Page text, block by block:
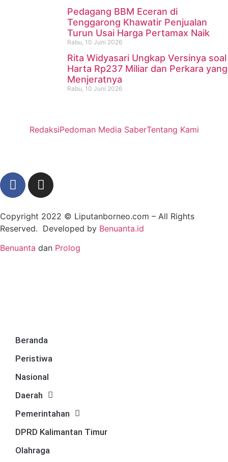
Pedagang BBM Eceran di
Tenggarong Khawatir Penjualan
Turun Usai Harga Pertamax Naik
Rabu, 10 Juni 2026
Rita Widyasari Ungkap Versinya soal
Harta Rp237 Miliar dan Perkara yang
Menjeratnya
Rabu, 10 Juni 2026
RedaksiPedoman Media SaberTentang Kami
Copyright 2022 © Liputanborneo.com – All Rights
Reserved. Developed by Benuanta.id
Benuanta dan Prolog
Beranda
Peristiwa
Nasional
Daerah
Pemerintahan
DPRD Kalimantan Timur
Olahraga